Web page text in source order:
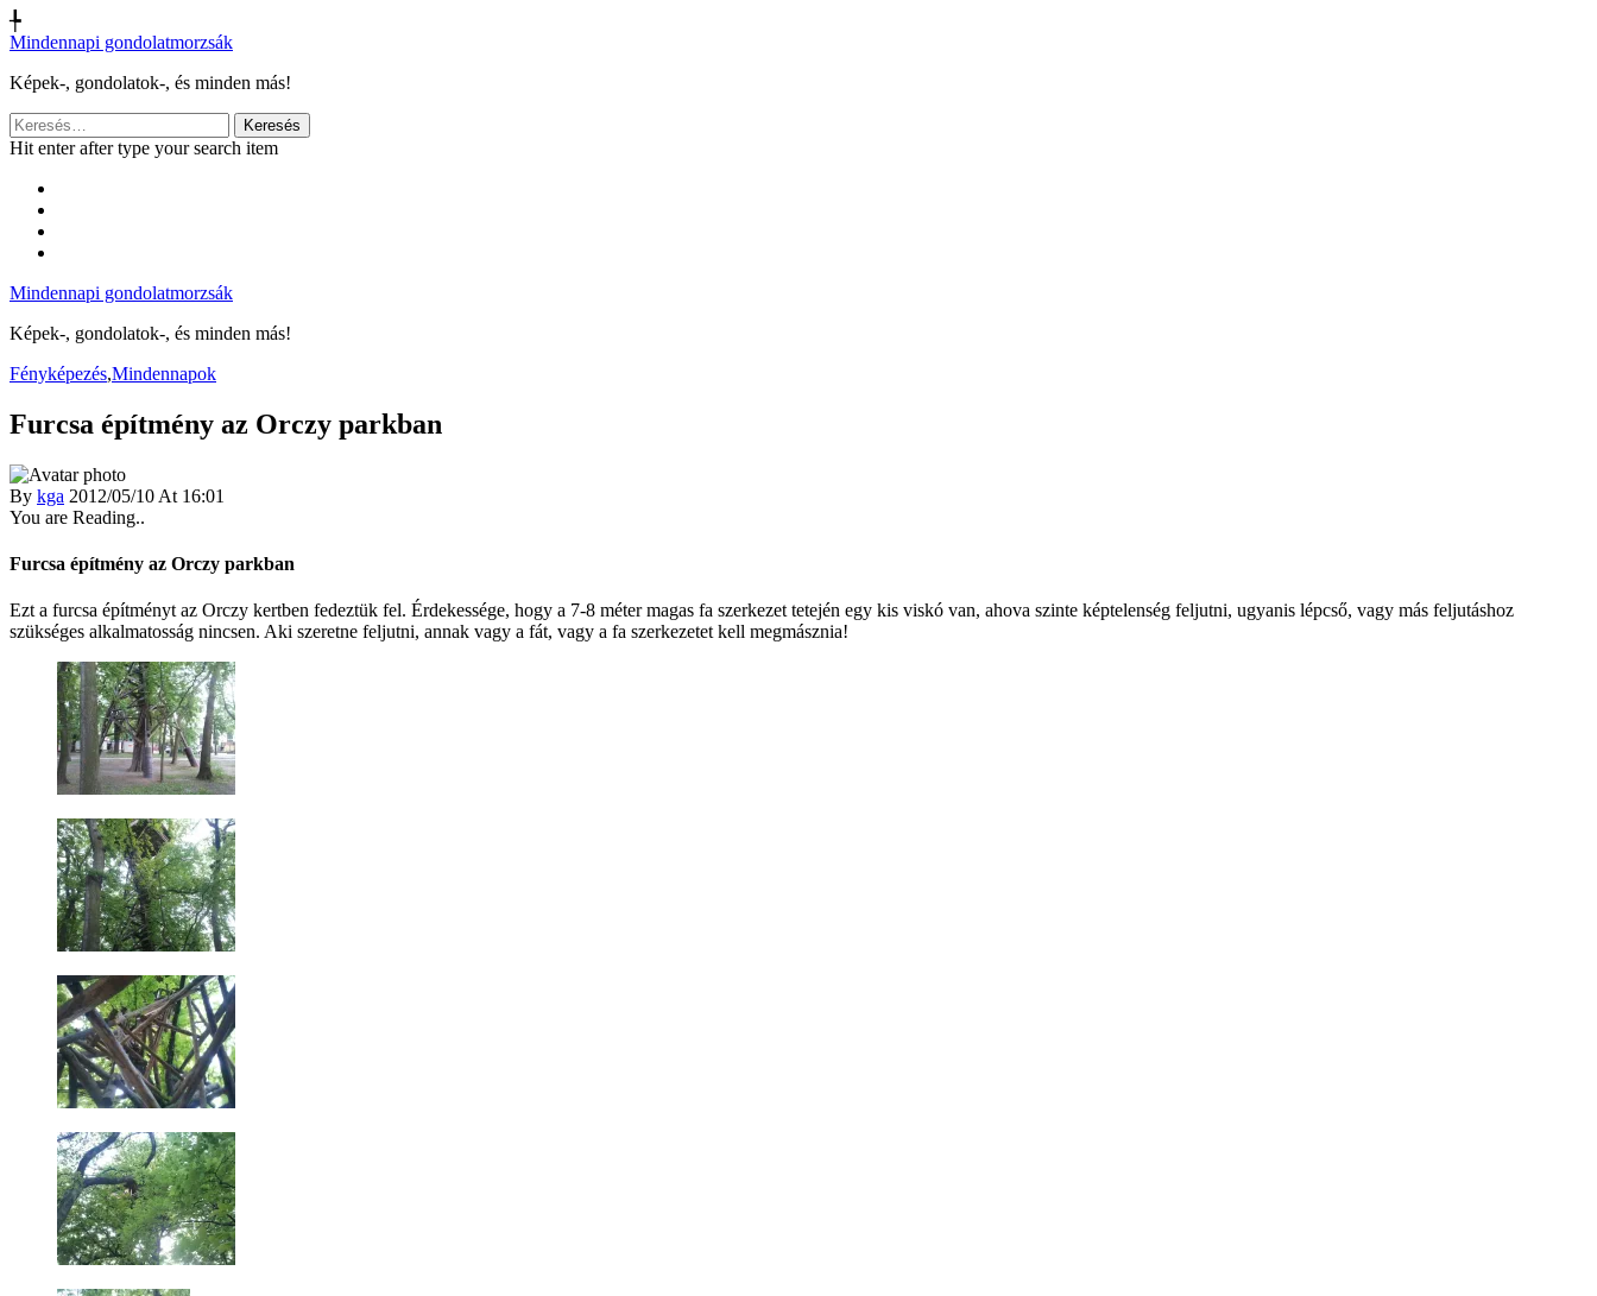
╄
Mindennapi gondolatmorzsák
Képek-, gondolatok-, és minden más!
Keresés:
Hit enter after type your search item
Mindennapi gondolatmorzsák
Képek-, gondolatok-, és minden más!
Fényképezés,Mindennapok
Furcsa építmény az Orczy parkban
By kga 2012/05/10 At 16:01
You are Reading..
Furcsa építmény az Orczy parkban
Ezt a furcsa építményt az Orczy kertben fedeztük fel. Érdekessége, hogy a 7-8 méter magas fa szerkezet tetején egy kis viskó van, ahova szinte képtelenség feljutni, ugyanis lépcső, vagy más feljutáshoz
szükséges alkalmatosság nincsen. Aki szeretne feljutni, annak vagy a fát, vagy a fa szerkezetet kell megmásznia!